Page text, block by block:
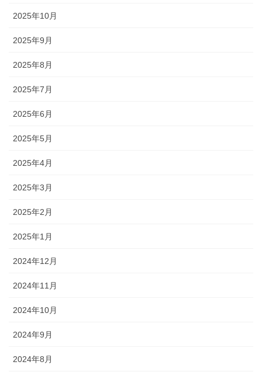
2025年10月
2025年9月
2025年8月
2025年7月
2025年6月
2025年5月
2025年4月
2025年3月
2025年2月
2025年1月
2024年12月
2024年11月
2024年10月
2024年9月
2024年8月